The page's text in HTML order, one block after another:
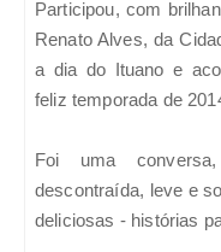
Participou, com
Renato Alves, da
a dia do Ituano e
feliz temporada de
Foi uma
descontraída, leve e
deliciosas - histórias